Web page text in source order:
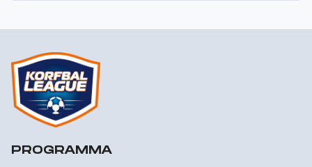
PROGRAMMA